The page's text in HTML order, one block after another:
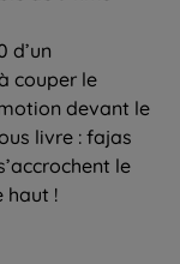
d’un
couper le
devant le
livre : fajas
le
haut !